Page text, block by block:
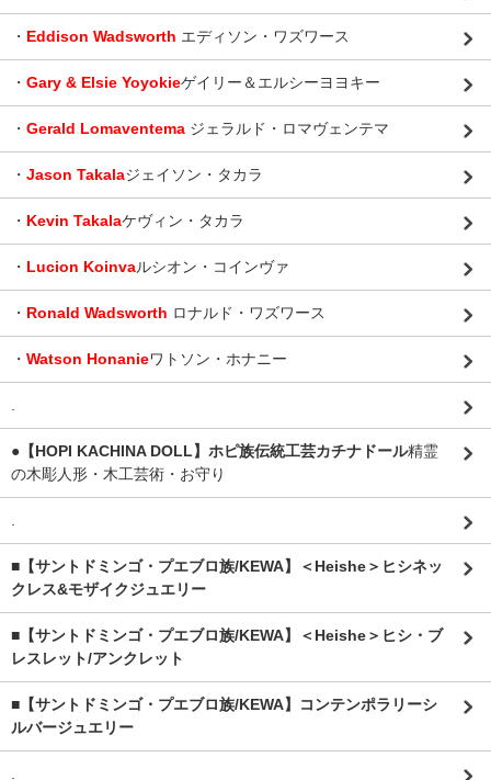
・ Eddison Wadsworth エディソン・ワズワース
・ Gary & Elsie Yoyokieゲイリー＆エルシーヨヨキー
・ Gerald Lomaventema ジェラルド・ロマヴェンテマ
・ Jason Takalaジェイソン・タカラ
・ Kevin Takalaケヴィン・タカラ
・ Lucion Koinvaルシオン・コインヴァ
・ Ronald Wadsworth ロナルド・ワズワース
・ Watson Honanieワトソン・ホナニー
●【HOPI KACHINA DOLL】ホピ族伝統工芸カチナドール精霊
の木彫人形・木工芸術・お守り
■【サントドミンゴ・プエブロ族/KEWA】＜Heishe＞ヒシネッ
クレス&モザイクジュエリー
■【サントドミンゴ・プエブロ族/KEWA】＜Heishe＞ヒシ・ブ
レスレット/アンクレット
■【サントドミンゴ・プエブロ族/KEWA】コンテンポラリーシ
ルバージュエリー